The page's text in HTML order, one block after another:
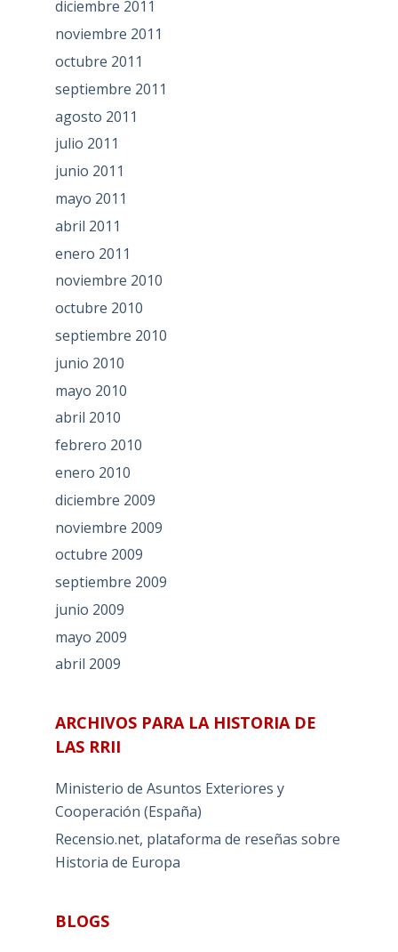
diciembre 2011
noviembre 2011
octubre 2011
septiembre 2011
agosto 2011
julio 2011
junio 2011
mayo 2011
abril 2011
enero 2011
noviembre 2010
octubre 2010
septiembre 2010
junio 2010
mayo 2010
abril 2010
febrero 2010
enero 2010
diciembre 2009
noviembre 2009
octubre 2009
septiembre 2009
junio 2009
mayo 2009
abril 2009
ARCHIVOS PARA LA HISTORIA DE
LAS RRII
Ministerio de Asuntos Exteriores y
Cooperación (España)
Recensio.net, plataforma de reseñas sobre
Historia de Europa
BLOGS